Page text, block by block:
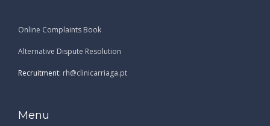
Online Complaints Book
Alternative Dispute Resolution
Recruitment: rh@clinicarriaga.pt
Menu